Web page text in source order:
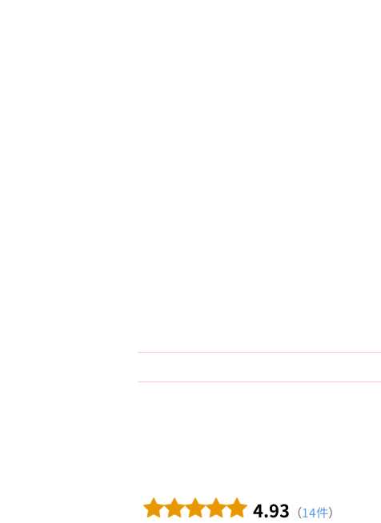
4.93 （14件）